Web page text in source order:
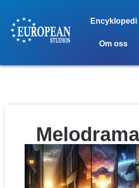
Encyklopedi
Om oss